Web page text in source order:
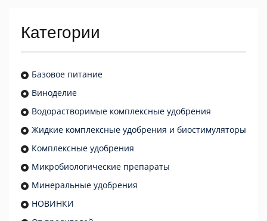
Категории
Базовое питание
Виноделие
Водорастворимые комплексные удобрения
Жидкие комплексные удобрения и биостимуляторы
Комплексные удобрения
Микробиологические препараты
Минеральные удобрения
НОВИНКИ